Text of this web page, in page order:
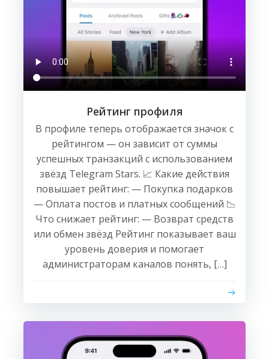
Рейтинг профиля
В профиле теперь отображается значок с
рейтингом — он зависит от суммы
успешных транзакций с использованием
звёзд Telegram Stars. 📈 Какие действия
повышает рейтинг: — Покупка подарков
— Оплата постов и платных сообщений 📉
Что снижает рейтинг: — Возврат средств
или обмен звёзд Рейтинг показывает ваш
уровень доверия и помогает
администраторам каналов понять, […]